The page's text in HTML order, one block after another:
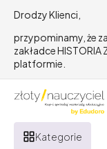
Drodzy Klienci,
przypominamy, że
zakładce
platformie.
Kategorie